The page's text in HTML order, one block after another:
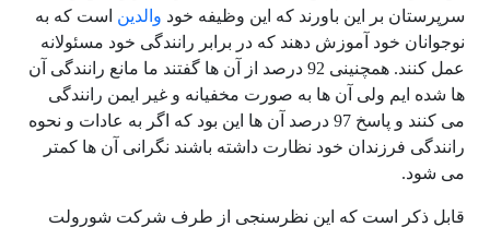
سرپرستان بر این باورند که این وظیفه خود والدین است که به
نوجوانان خود آموزش دهند که در برابر رانندگی خود مسئولانه
عمل کنند. همچنینی 92 درصد از آن ها گفتند ما مانع رانندگی آن
ها شده ایم ولی آن ها به صورت مخفیانه و غیر ایمن رانندگی
می کنند و پاسخ 97 درصد آن ها این بود که اگر به عادات و نحوه
رانندگی فرزندان خود نظارت داشته باشند نگرانی آن ها کمتر
می شود.
قابل ذکر است که این نظرسنجی از طرف شرکت شورولت